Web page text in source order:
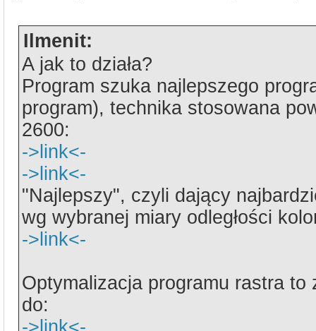
Ilmenit:
A jak to działa?
Program szuka najlepszego
program), technika stosowana
2600:
->link<-
->link<-
"Najlepszy", czyli dający
wg wybranej miary odległości
->link<-
Optymalizacja programu rastra to
do:
->link<-